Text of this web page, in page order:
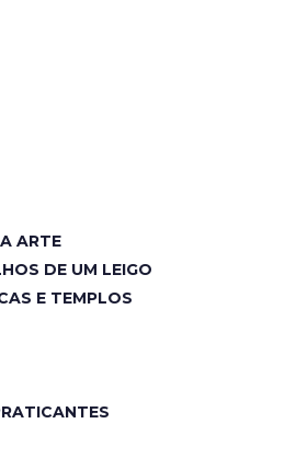
ARTE
DE UM LEIGO
E TEMPLOS